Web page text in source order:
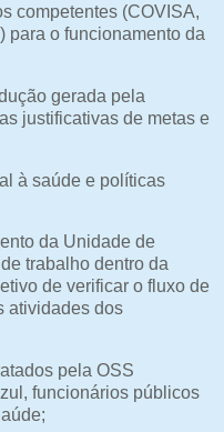
competentes (COVISA,
para o funcionamento da
gerada pela
justificativas de metas e
à saúde e políticas
da Unidade de
trabalho dentro da
de verificar o fluxo de
atividades dos
pela OSS
funcionários públicos